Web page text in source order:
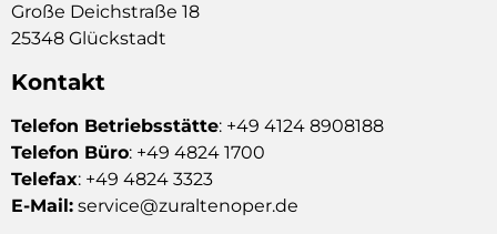
Große Deichstraße 18
25348 Glückstadt
Kontakt
Telefon Betriebsstätte: +49 4124 8908188
Telefon Büro: +49 4824 1700
Telefax: +49 4824 3323
E-Mail: service@zuraltenoper.de